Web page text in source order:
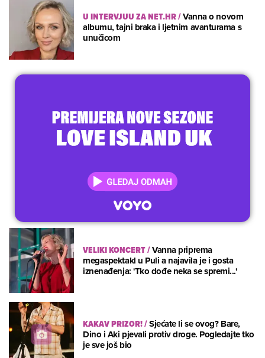
U INTERVJUU ZA NET.HR/Vanna o novom
albumu, tajni braka i ljetnim avanturama s
unučicom
VELIKI KONCERT/Vanna priprema
megaspektakl u Puli a najavila je i gosta
iznenađenja: 'Tko dođe neka se spremi...'
KAKAV PRIZOR!/Sjećate li se ovog? Bare,
Dino i Aki pjevali protiv droge. Pogledajte tko
je sve još bio